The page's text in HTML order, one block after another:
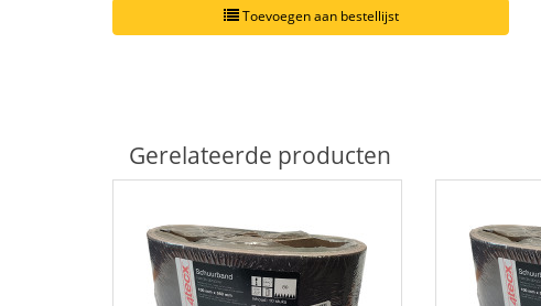
Toevoegen aan bestellijst
Gerelateerde producten